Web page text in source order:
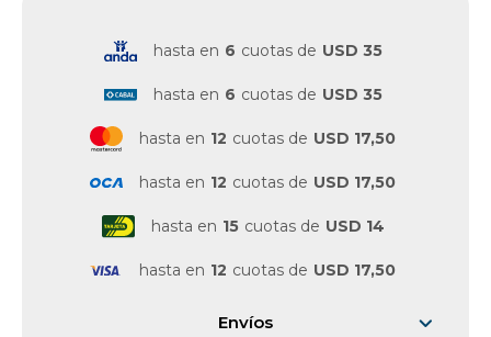
hasta en 6 cuotas de USD 35
hasta en 6 cuotas de USD 35
hasta en 12 cuotas de USD 17,50
hasta en 12 cuotas de USD 17,50
hasta en 15 cuotas de USD 14
hasta en 12 cuotas de USD 17,50
Envíos